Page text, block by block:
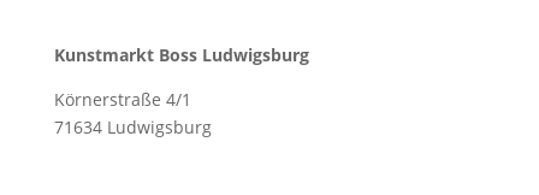
Kunstmarkt Boss Ludwigsburg
Körnerstraße 4/1
71634 Ludwigsburg